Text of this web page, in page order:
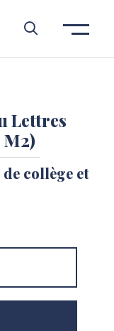
Lettres
M2)
collège et